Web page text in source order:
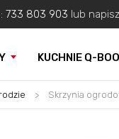
733 803 903 lub
KUCHNIE Q-BOO
> Skrzynia